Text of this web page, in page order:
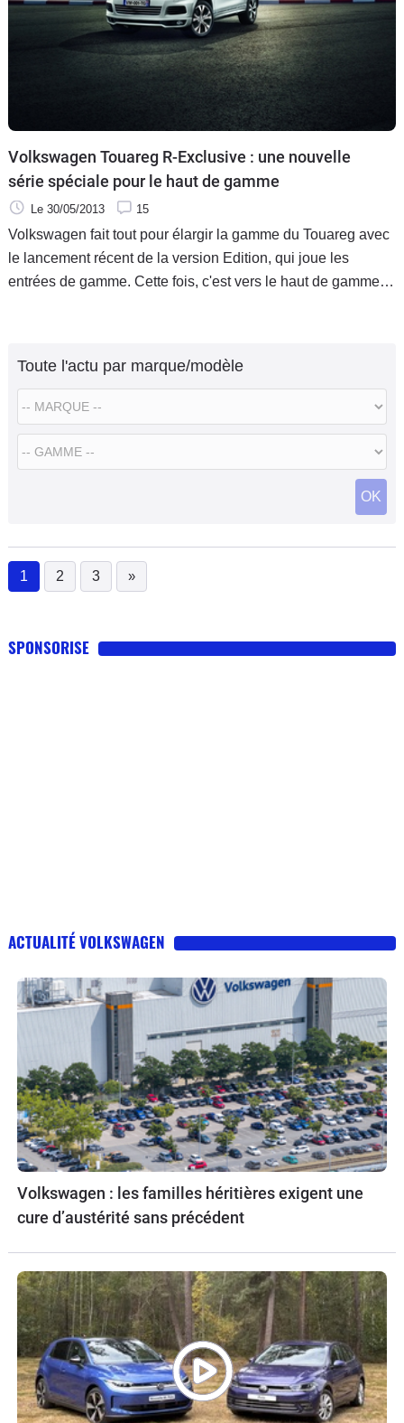
Volkswagen Touareg R-Exclusive : une nouvelle
série spéciale pour le haut de gamme
Le 30/05/2013 15
Volkswagen fait tout pour élargir la gamme du Touareg avec
le lancement récent de la version Edition, qui joue les
entrées de gamme. Cette fois, c'est vers le haut de gamme
Toute l'actu par marque/modèle
OK
1
(current)
2 3 »
SPONSORISE
ACTUALITÉ VOLKSWAGEN
Volkswagen : les familles héritières exigent une
cure d’austérité sans précédent